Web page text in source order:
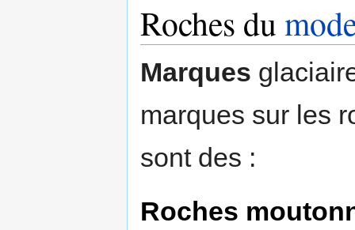
Roches du
Marques
marques sur les
sont des :
Roches